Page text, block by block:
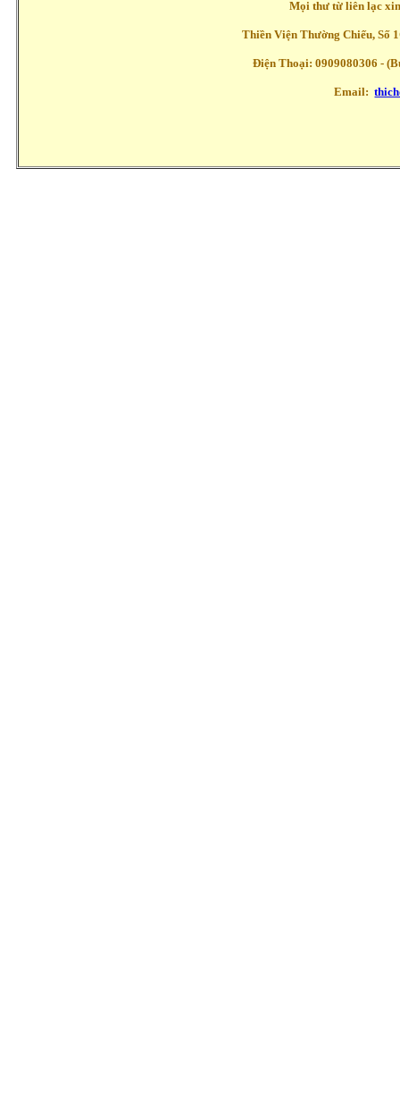
Mọi thư từ liên lạc
Thiền Viện Thường Chiếu, Số
Điện Thoại: 0909080306 -
Email: